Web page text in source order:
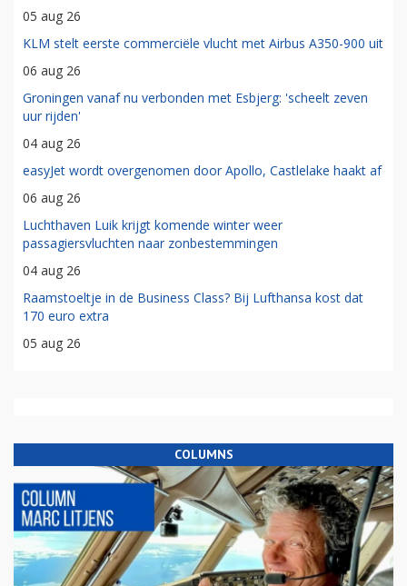
05 aug 26
KLM stelt eerste commerciële vlucht met Airbus A350-900 uit
06 aug 26
Groningen vanaf nu verbonden met Esbjerg: 'scheelt zeven
uur rijden'
04 aug 26
easyJet wordt overgenomen door Apollo, Castlelake haakt af
06 aug 26
Luchthaven Luik krijgt komende winter weer
passagiersvluchten naar zonbestemmingen
04 aug 26
Raamstoeltje in de Business Class? Bij Lufthansa kost dat
170 euro extra
05 aug 26
COLUMNS